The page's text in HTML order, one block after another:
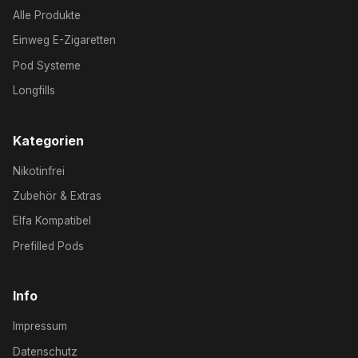
Alle Produkte
Einweg E-Zigaretten
Pod Systeme
Longfills
Kategorien
Nikotinfrei
Zubehör & Extras
Elfa Kompatibel
Prefilled Pods
Info
Impressum
Datenschutz